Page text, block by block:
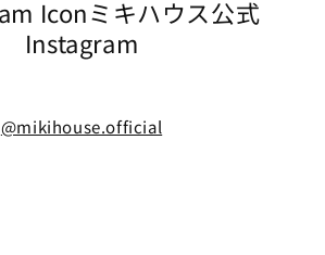
ミキハウス公式
Instagram
@mikihouse.official